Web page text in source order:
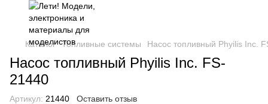
Каталог Топливные системы Насос топливный Phyilis Inc.
Насос топливный Phyilis Inc. FS-
21440
Артикул: 21440 Оставить отзыв